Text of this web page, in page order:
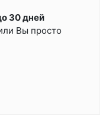
30 дней
Вы просто